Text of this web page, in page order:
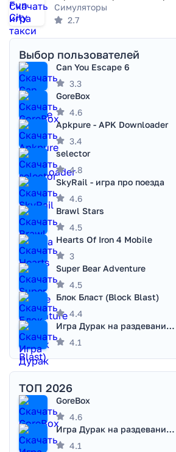
Симуляторы
2.7
Выбор пользователей
Can You Escape 6
3.3
GoreBox
4.6
Apkpure - APK Downloader
3.4
selector
4.8
SkyRail - игра про поезда
4.6
Brawl Stars
4.5
Hearts Of Iron 4 Mobile
3
Super Bear Adventure
4.5
Блок Бласт (Block Blast)
4.4
Игра Дурак на раздевание - Правила игры
4.1
ТОП 2026
GoreBox
4.6
Игра Дурак на раздевание - Правила игры
4.1